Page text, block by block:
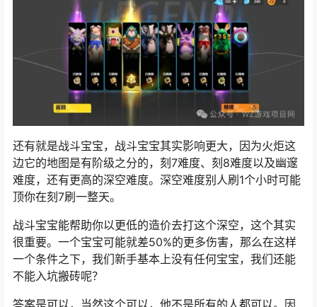
还有就是战斗宝宝，战斗宝宝其实影响更大，因为火炬这
边它的地图是有阶级之分的，刻7难度、刻8难度以及幽邃
难度，还有更高的深空难度。深空难度别人刷1个小时可能
顶你在刻7刷一整天。
战斗宝宝能帮助你以更低的造价去打这个深空，这个其实
很重要。一个宝宝可能就差50%的更多伤害，那么在这样
一个条件之下，我们新手基本上没有任何宝宝，我们还能
不能入坑搬砖呢？
答案是可以，当然这个可以，他不是所有的人都可以。因